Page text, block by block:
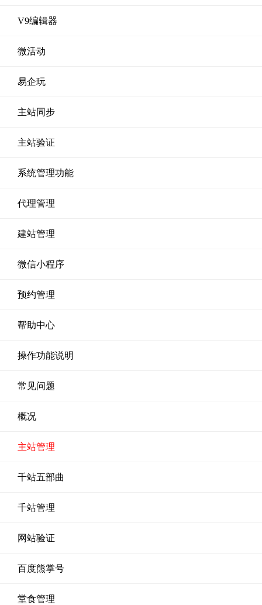
V9编辑器
微活动
易企玩
主站同步
主站验证
系统管理功能
代理管理
建站管理
微信小程序
预约管理
帮助中心
操作功能说明
常见问题
概况
主站管理
千站五部曲
千站管理
网站验证
百度熊掌号
堂食管理